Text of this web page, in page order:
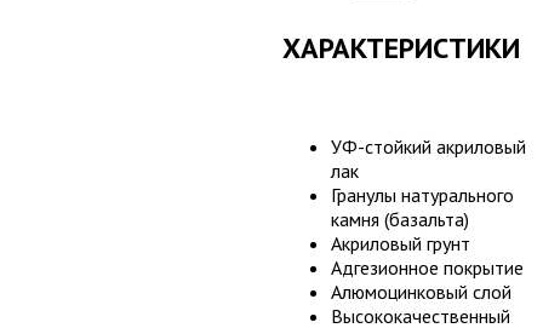
ХАРАКТЕРИСТИКИ
УФ-стойкий акриловый
лак
Гранулы натурального
камня (базальта)
Акриловый грунт
Адгезионное покрытие
Алюмоцинковый слой
Высококачественный